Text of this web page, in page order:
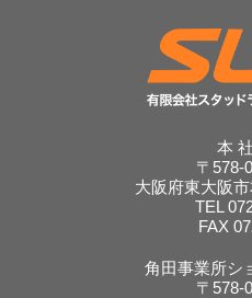
本
〒578-
大阪府東大阪
TEL
FAX
角田事業所シ
〒578-